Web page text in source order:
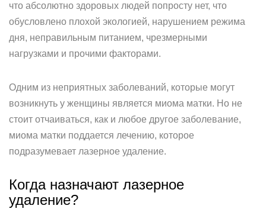
что абсолютно здоровых людей попросту нет, что
обусловлено плохой экологией, нарушением режима
дня, неправильным питанием, чрезмерными
нагрузками и прочими факторами.
Одним из неприятных заболеваний, которые могут
возникнуть у женщины является миома матки. Но не
стоит отчаиваться, как и любое другое заболевание,
миома матки поддается лечению, которое
подразумевает лазерное удаление.
Когда назначают лазерное
удаление?